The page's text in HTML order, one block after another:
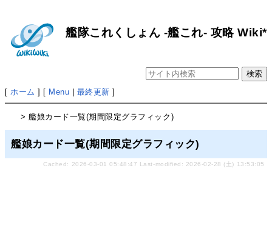
艦隊これくしょん -艦これ- 攻略 Wiki*
[ホーム ] [ Menu 最終更新 ]
> 艦娘カード一覧(期間限定グラフィック)
艦娘カード一覧(期間限定グラフィック)
Cached: 2026-03-01 05:48:47 Last-modified: 2026-02-28 (土) 13:53:05